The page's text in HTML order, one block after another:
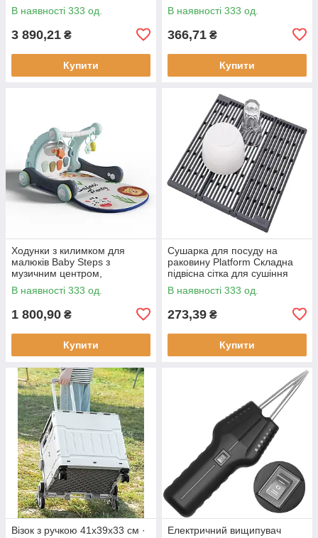
В наявності 333 од.
3 890,21 ₴
Купити
В наявності 333 од.
366,71 ₴
Купити
Ходунки з килимком для
малюків Baby Steps з
музичним центром,
бізабордом, піаніно та
Bluetooth підключенням +
В наявності 333 од.
1 800,90 ₴
Купити
Сушарка для посуду на
раковину Platform Складна
підвісна сітка для сушіння
В наявності 333 од.
273,39 ₴
Купити
Візок з ручкою 41х39х33 см ·
Електричний вищипувач